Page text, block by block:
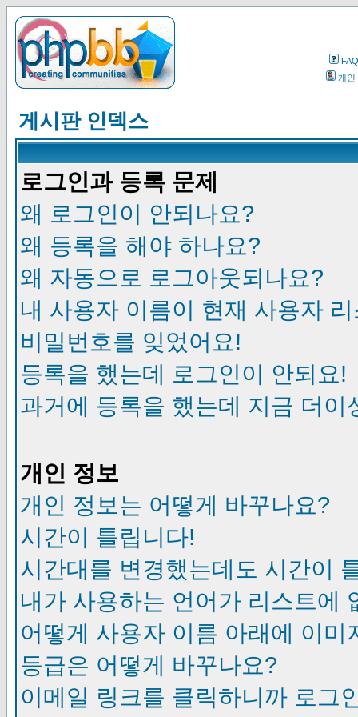
FAQ
개인
게시판 인덱스
로그인과 등록 문제
왜 로그인이 안되나요?
왜 등록을 해야 하나요?
왜 자동으로 로그아웃되나요?
내 사용자 이름이 현재 사용자
비밀번호를 잊었어요!
등록을 했는데 로그인이 안되요!
과거에 등록을 했는데 지금 더이
개인 정보
개인 정보는 어떻게 바꾸나요?
시간이 틀립니다!
시간대를 변경했는데도 시간이
내가 사용하는 언어가 리스트에
어떻게 사용자 이름 아래에 이미
등급은 어떻게 바꾸나요?
이메일 링크를 클릭하니까 로그